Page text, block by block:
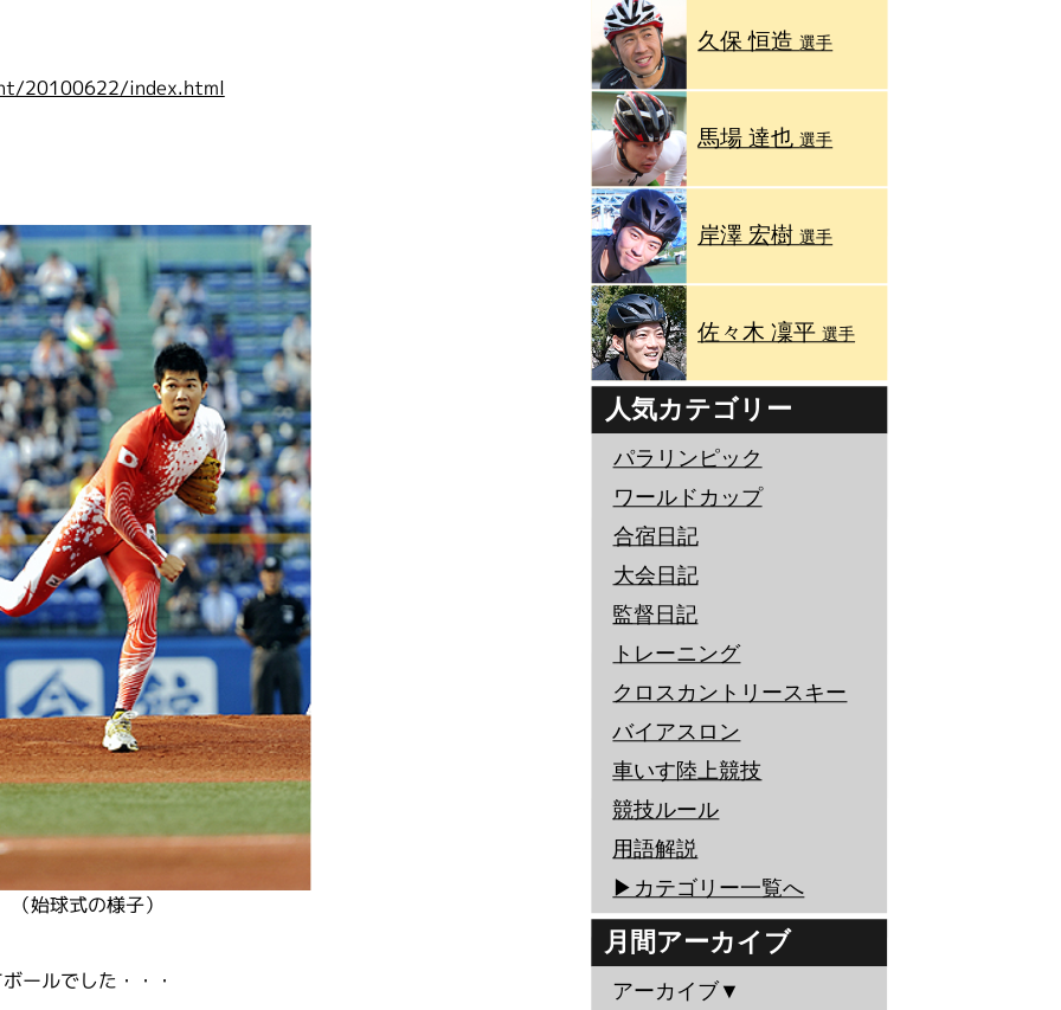
20100622/index.html
（始球式の様子）
ールでした・・・
久保 恒造選手
馬場 達也選手
岸澤 宏樹選手
佐々木 凜平選手
人気カテゴリー
パラリンピック
ワールドカップ
合宿日記
大会日記
監督日記
トレーニング
クロスカントリースキー
バイアスロン
車いす陸上競技
競技ルール
用語解説
▶︎カテゴリー一覧へ
月間アーカイブ
アーカイブ▼